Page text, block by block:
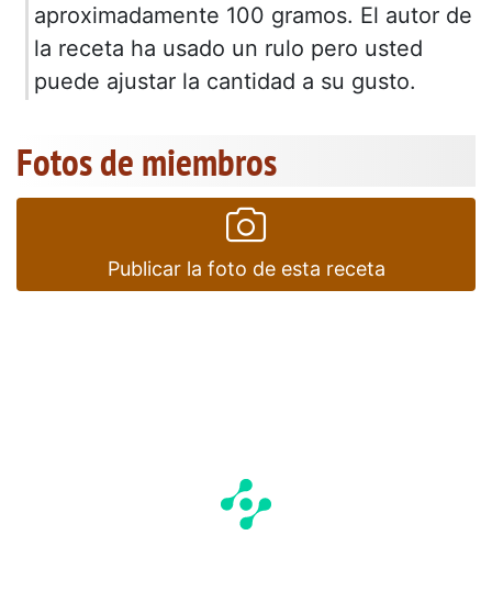
aproximadamente 100 gramos. El autor de
la receta ha usado un rulo pero usted
puede ajustar la cantidad a su gusto.
Fotos de miembros
Publicar la foto de esta receta